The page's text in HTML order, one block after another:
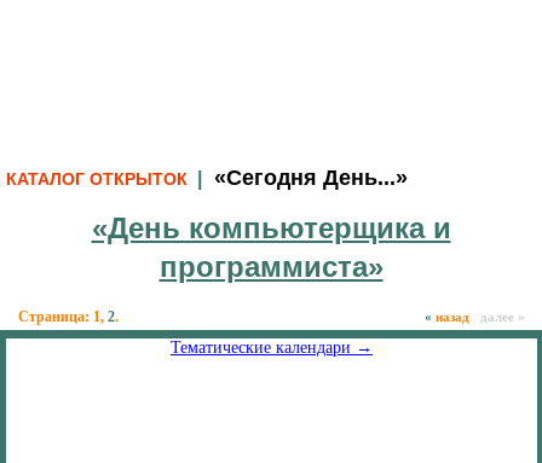
КАТАЛОГ ОТКРЫТОК «Сегодня День...»
«День компьютерщика и
программиста»
Страница: 1, 2. « назад далее »
Тематические календари →